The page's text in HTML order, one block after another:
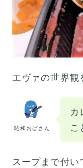
エヴァの世界観
昭和おばさん
カ
こ
スープまで付い